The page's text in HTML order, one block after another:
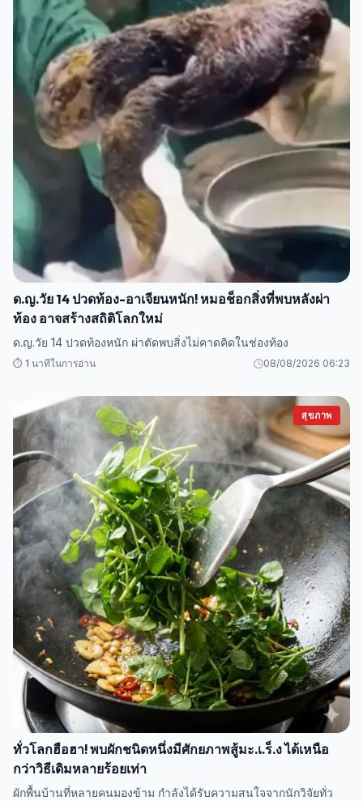
ด.ญ.วัย 14 ปวดท้อง-อาเจียนหนัก! หมอช็อกสิ่งที่พบหลังผ่า
ท้อง อาจสร้างสถิติโลกใหม่
ด.ญ.วัย 14 ปวดท้องหนัก ผ่าตัดพบสิ่งไม่คาดคิดในช่องท้อง
⏱️ 1 นาทีในการอ่าน 08/08/2026 06:23
สุขภาพ
ทั่วโลกฮือฮา! พบผักชนิดหนึ่งมีศักยภาพสู้มะ.เ.ร็.ง ได้เหนือ
กว่าวิธีเดิมหลายร้อยเท่า
ผักพื้นบ้านที่หลายคนมองข้าม กำลังได้รับความสนใจจากนักวิจัยทั่ว